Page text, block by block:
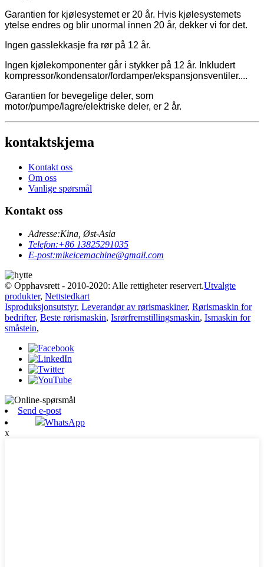
Garantien for kjølesystemet er 20 år. Hvis kjølesystemets
ytelse endres og blir unormal innen 20 år, dekker vi for det.
Ingen gasslekkasje fra rør på 12 år.
Ingen kjølekomponenter går i stykker på 12 år. Inkludert
kompressor/kondensator/fordamper/ekspansjonsventiler....
Garantien for bevegelige deler, som
motor/pumpe/lagre/elektriske deler, er 2 år.
kontaktskjema
Kontakt oss
Om oss
Vanlige spørsmål
Kontakt oss
Adresse:Kina, Øst-Asia
Telefon:+86 13825291035
E-post:mikeicemachine@gmail.com
© Opphavsrett - 2010-2020: Alle rettigheter reservert.Utvalgte
produkter, Nettstedkart
Isproduksjonsutstyr, Leverandør av rørismaskiner, Rørismaskin for
bedrifter, Beste rørismaskin, Isrørfremstillingsmaskin, Ismaskin for
småstein,
Send e-post
WhatsApp
x